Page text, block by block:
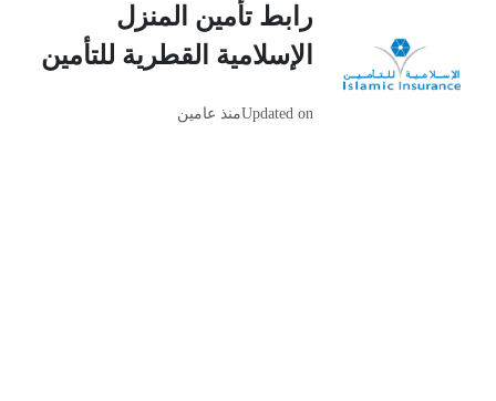
رابط تأمين المنزل
الإسلامية القطرية للتأمين
Updated onمنذ عامين